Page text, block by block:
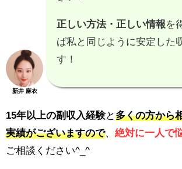
新井 麻衣
正しい方法・正しい情報を
ば私と同じように安定した
す！
15年以上の副収入経験と多くの方から
実績がございますので、 絶対に一人で
ご相談ください^_^